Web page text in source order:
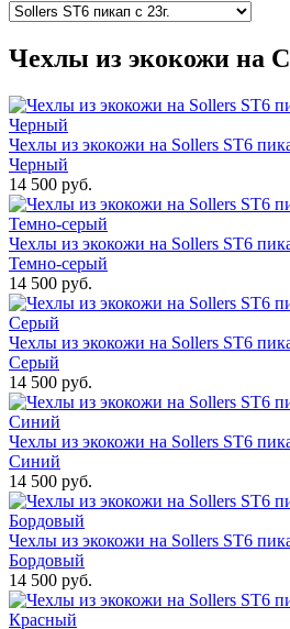
Чехлы из экокожи на
Чехлы из экокожи на Sollers ST6
Черный
14 500 руб.
Чехлы из экокожи на Sollers ST6
Темно-серый
14 500 руб.
Чехлы из экокожи на Sollers ST6
Серый
14 500 руб.
Чехлы из экокожи на Sollers ST6
Синий
14 500 руб.
Чехлы из экокожи на Sollers ST6
Бордовый
14 500 руб.